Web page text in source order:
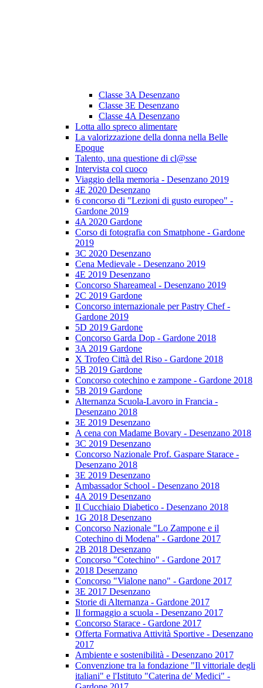
Classe 3A Desenzano
Classe 3E Desenzano
Classe 4A Desenzano
Lotta allo spreco alimentare
La valorizzazione della donna nella Belle
Epoque
Talento, una questione di cl@sse
Intervista col cuoco
Viaggio della memoria - Desenzano 2019
4E 2020 Desenzano
6 concorso di "Lezioni di gusto europeo" -
Gardone 2019
4A 2020 Gardone
Corso di fotografia con Smatphone - Gardone
2019
3C 2020 Desenzano
Cena Medievale - Desenzano 2019
4E 2019 Desenzano
Concorso Shareameal - Desenzano 2019
2C 2019 Gardone
Concorso internazionale per Pastry Chef -
Gardone 2019
5D 2019 Gardone
Concorso Garda Dop - Gardone 2018
3A 2019 Gardone
X Trofeo Città del Riso - Gardone 2018
5B 2019 Gardone
Concorso cotechino e zampone - Gardone 2018
5B 2019 Gardone
Alternanza Scuola-Lavoro in Francia -
Desenzano 2018
3E 2019 Desenzano
A cena con Madame Bovary - Desenzano 2018
3C 2019 Desenzano
Concorso Nazionale Prof. Gaspare Starace -
Desenzano 2018
3E 2019 Desenzano
Ambassador School - Desenzano 2018
4A 2019 Desenzano
Il Cucchiaio Diabetico - Desenzano 2018
1G 2018 Desenzano
Concorso Nazionale "Lo Zampone e il
Cotechino di Modena" - Gardone 2017
2B 2018 Desenzano
Concorso "Cotechino" - Gardone 2017
2018 Desenzano
Concorso "Vialone nano" - Gardone 2017
3E 2017 Desenzano
Storie di Alternanza - Gardone 2017
Il formaggio a scuola - Desenzano 2017
Concorso Starace - Gardone 2017
Offerta Formativa Attività Sportive - Desenzano
2017
Ambiente e sostenibilità - Desenzano 2017
Convenzione tra la fondazione "Il vittoriale degli
italiani" e l'Istituto "Caterina de' Medici" -